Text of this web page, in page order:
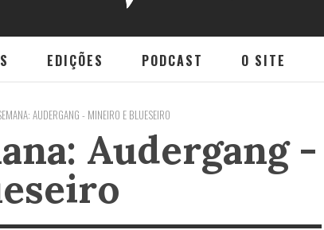
EDIÇÕES PODCAST O SITE
AUDERGANG - MINEIRO E BLUESEIRO
Audergang -